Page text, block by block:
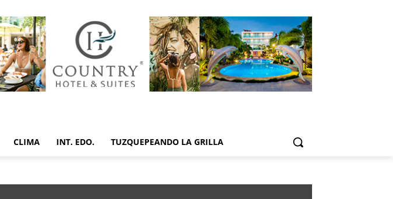
CLIMA INT. EDO. TUZQUEPEANDO LA GRILLA